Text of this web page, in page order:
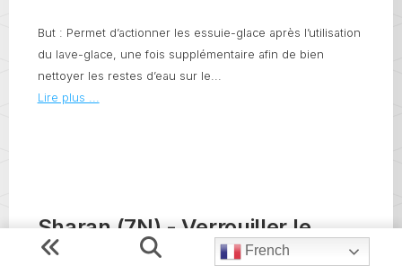
But : Permet d’actionner les essuie-glace après l’utilisation
du lave-glace, une fois supplémentaire afin de bien
nettoyer les restes d’eau sur le...
Lire plus ...
Sharan (7N) - Verrouiller le
bouton d’éjection du CD/DVD du
French